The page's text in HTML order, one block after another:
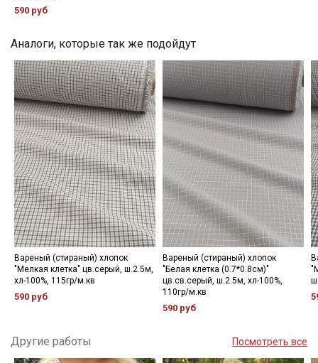
590 руб
Аналоги, которые так же подойдут
Вареный (стираный) хлопок
"Мелкая клетка" цв.серый, ш.2.5м,
хл-100%, 115гр/м.кв
590 руб
Вареный (стираный) хлопок
"Белая клетка (0.7*0.8см)"
цв.св.серый, ш.2.5м, хл-100%,
110гр/м.кв
590 руб
Другие работы Посмотреть все
Электронная почта
Подписаться
Ознакомлен(а) сПолитикой обработки персональных
данныхи даюСогласие на обработку персональных
данных
ДаюСогласие на получение рекламных и
информационных рассылок